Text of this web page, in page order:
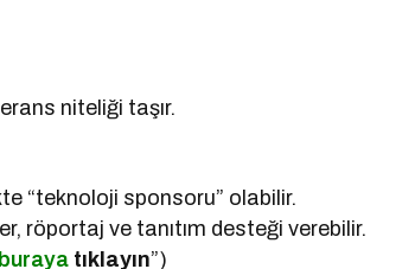
niteliği taşır.
“teknoloji sponsoru” olabilir.
röportaj ve tanıtım desteği verebilir.
buraya tıklayın”)